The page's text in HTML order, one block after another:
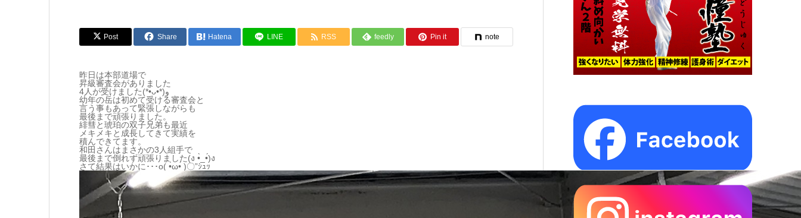
Post Share Hatena LINE RSS feedly Pin it note
昨日は本部道場で
昇級審査会がありました
4人が受けました(*•̀ᴗ•́*)و
幼年の岳は初めて受ける審査会と
言う事もあって緊張しながらも
最後まで頑張りました。
緋彗と琥珀の双子兄弟も最近
メキメキと成長してきて実績を
積んできてます。
和田さんはまさかの3人組手で
最後まで倒れず頑張りました(ง •̀_•́)ง
さて結果はいかに･･･o( •̀ω•́ )〇”ｼｭｯ